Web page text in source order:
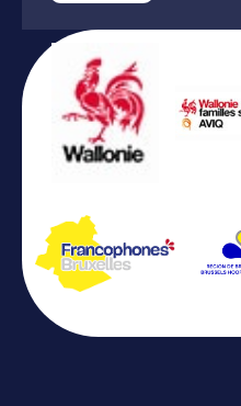
Avec le soutien de ...